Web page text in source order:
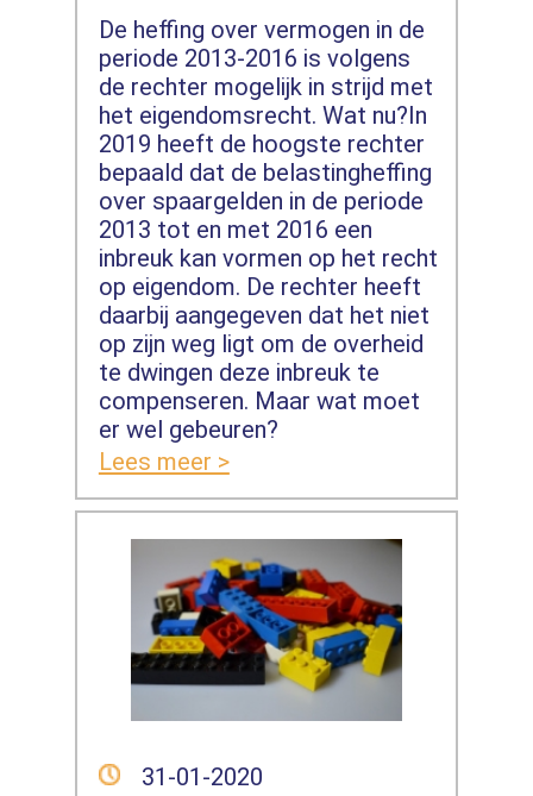
De heffing over vermogen in de
periode 2013-2016 is volgens
de rechter mogelijk in strijd met
het eigendomsrecht. Wat nu?In
2019 heeft de hoogste rechter
bepaald dat de belastingheffing
over spaargelden in de periode
2013 tot en met 2016 een
inbreuk kan vormen op het recht
op eigendom. De rechter heeft
daarbij aangegeven dat het niet
op zijn weg ligt om de overheid
te dwingen deze inbreuk te
compenseren. Maar wat moet
er wel gebeuren?
Lees meer >
31-01-2020